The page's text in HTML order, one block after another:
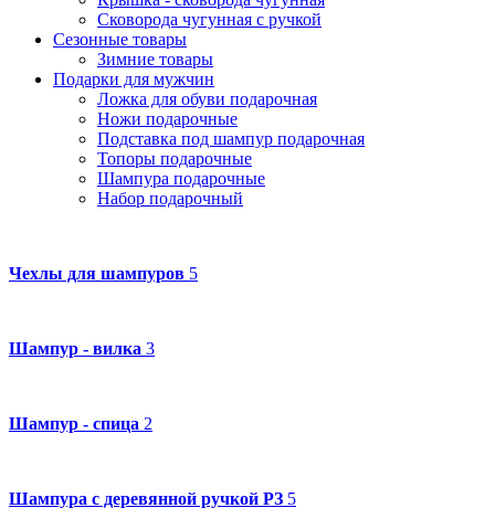
Сковорода чугунная с ручкой
Сезонные товары
Зимние товары
Подарки для мужчин
Ложка для обуви подарочная
Ножи подарочные
Подставка под шампур подарочная
Топоры подарочные
Шампура подарочные
Набор подарочный
Чехлы для шампуров 5
Шампур - вилка 3
Шампур - спица 2
Шампура с деревянной ручкой РЗ 5